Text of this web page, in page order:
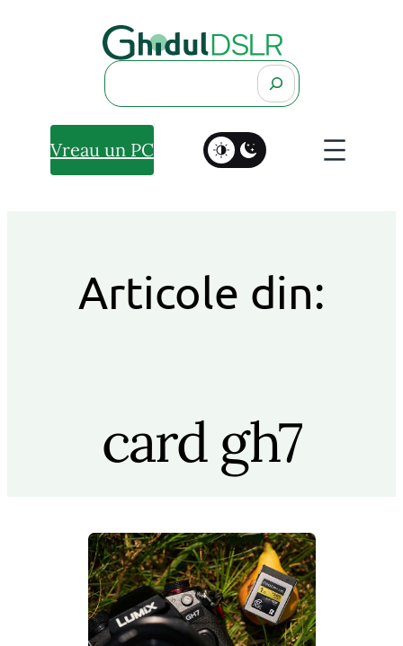
Search
Vreau un PC
Articole din:
card gh7